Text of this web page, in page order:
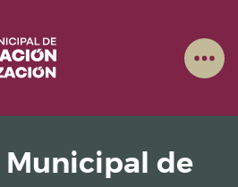
Municipal de